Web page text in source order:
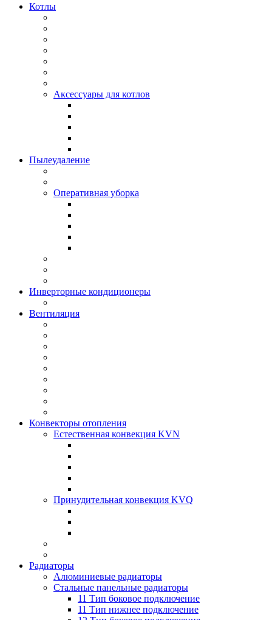
Котлы
Аксессуары для котлов
Пылеудаление
Оперативная уборка
Инверторные кондиционеры
Вентиляция
Конвекторы отопления
Естественная конвекция KVN
Принудительная конвекция KVQ
Радиаторы
Алюминиевые радиаторы
Стальные панельные радиаторы
11 Тип боковое подключение
11 Тип нижнее подключение